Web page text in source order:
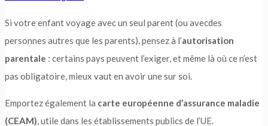
Si votre enfant voyage avec un seul parent (ou avecdes
personnes autres que les parents), pensez à l’autorisation
parentale : certains pays peuvent l’exiger, et même là où ce n’est
pas obligatoire, mieux vaut en avoir une sur soi.
Emportez également la carte européenne d’assurance maladie
(CEAM), utile dans les établissements publics de l’UE.